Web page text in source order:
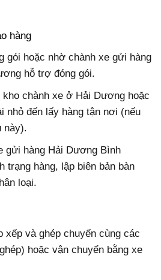
hàng
gói hoặc nhờ chành xe gửi hàng
hỗ trợ đóng gói.
chành xe ở Hải Dương hoặc
nhỏ đến lấy hàng tận nơi (nếu
này).
gửi hàng Hải Dương Bình
trạng hàng, lập biên bản bàn
loại.
xếp và ghép chuyến cùng các
hoặc vận chuyển bằng xe